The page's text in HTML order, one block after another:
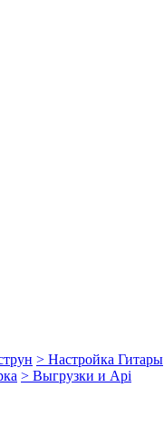
> Настройка Гитары
> Выгрузки и Api